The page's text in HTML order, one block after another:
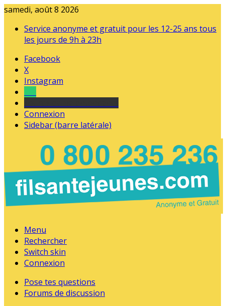
samedi, août 8 2026
Service anonyme et gratuit pour les 12-25 ans tous
les jours de 9h à 23h
Facebook
X
Instagram
Connexion
Sidebar (barre latérale)
Menu
Rechercher
Switch skin
Connexion
Pose tes questions
Forums de discussion